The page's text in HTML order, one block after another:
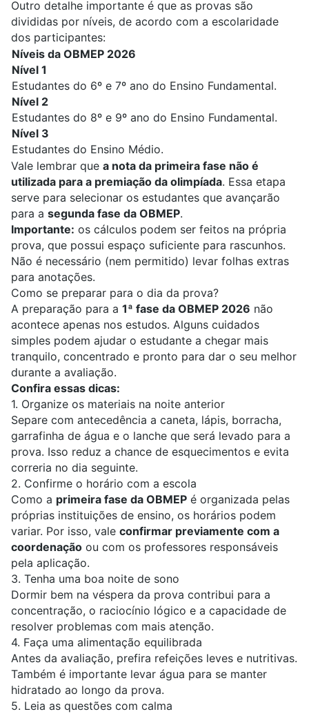
Outro detalhe importante é que as provas são
divididas por níveis, de acordo com a escolaridade
dos participantes:
Níveis da OBMEP 2026
Nível 1
Estudantes do 6º e 7º ano do Ensino Fundamental.
Nível 2
Estudantes do 8º e 9º ano do Ensino Fundamental.
Nível 3
Estudantes do Ensino Médio.
Vale lembrar que a nota da primeira fase não é
utilizada para a premiação da olimpíada. Essa etapa
serve para selecionar os estudantes que avançarão
para a segunda fase da OBMEP.
Importante: os cálculos podem ser feitos na própria
prova, que possui espaço suficiente para rascunhos.
Não é necessário (nem permitido) levar folhas extras
para anotações.
Como se preparar para o dia da prova?
A preparação para a 1ª fase da OBMEP 2026 não
acontece apenas nos estudos. Alguns cuidados
simples podem ajudar o estudante a chegar mais
tranquilo, concentrado e pronto para dar o seu melhor
durante a avaliação.
Confira essas dicas:
1. Organize os materiais na noite anterior
Separe com antecedência a caneta, lápis, borracha,
garrafinha de água e o lanche que será levado para a
prova. Isso reduz a chance de esquecimentos e evita
correria no dia seguinte.
2. Confirme o horário com a escola
Como a primeira fase da OBMEP é organizada pelas
próprias instituições de ensino, os horários podem
variar. Por isso, vale confirmar previamente com a
coordenação ou com os professores responsáveis
pela aplicação.
3. Tenha uma boa noite de sono
Dormir bem na véspera da prova contribui para a
concentração, o raciocínio lógico e a capacidade de
resolver problemas com mais atenção.
4. Faça uma alimentação equilibrada
Antes da avaliação, prefira refeições leves e nutritivas.
Também é importante levar água para se manter
hidratado ao longo da prova.
5. Leia as questões com calma